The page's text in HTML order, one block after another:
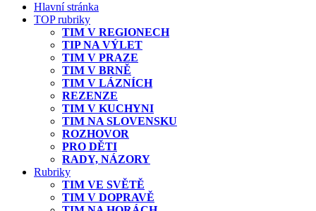
Hlavní stránka
TOP rubriky
TIM V REGIONECH
TIP NA VÝLET
TIM V PRAZE
TIM V BRNĚ
TIM V LÁZNÍCH
REZENZE
TIM V KUCHYNI
TIM NA SLOVENSKU
ROZHOVOR
PRO DĚTI
RADY, NÁZORY
Rubriky
TIM VE SVĚTĚ
TIM V DOPRAVĚ